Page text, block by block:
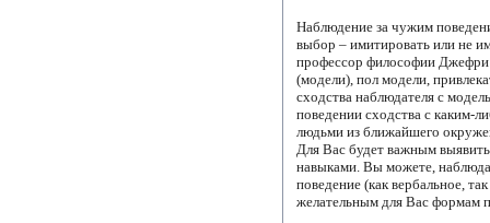
Наблюдение за чужим
выбор – имитировать или не
профессор философии Джефри
(модели), пол модели,
сходства наблюдателя с
поведении сходства с каким-
людьми из ближайшего
Для Вас будет важным
навыками. Вы можете,
поведение (как вербальное,
желательным для Вас формам